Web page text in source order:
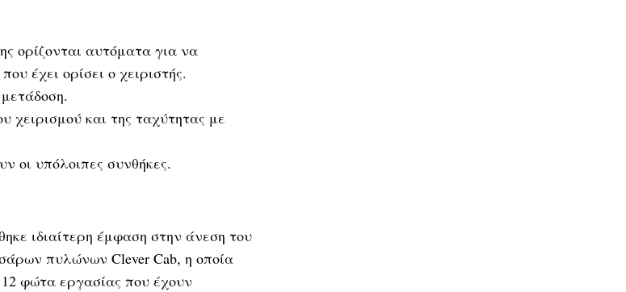
ορίζονται αυτόματα για να
έχει ορίσει ο χειριστής.
χειρισμού και της ταχύτητας με
οι υπόλοιπες συνθήκες.
ιδιαίτερη έμφαση στην άνεση του
πυλώνων Clever Cab, η οποία
φώτα εργασίας που έχουν